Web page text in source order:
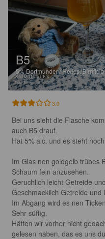
B5
5%Dortmunder / Helles.Birrificio
3.0
Bei uns sieht die Flasche
auch B5 drauf.
Hat 5% alc. und es steht
Im Glas nen goldgelb trübes
Schaum fein anzusehen.
Geruchlich leicht Getreide
Geschmacklich Getreide
Im Abgang wird es nen
Sehr süffig.
Hätten wir vorher nicht
gelesen haben, das es uns